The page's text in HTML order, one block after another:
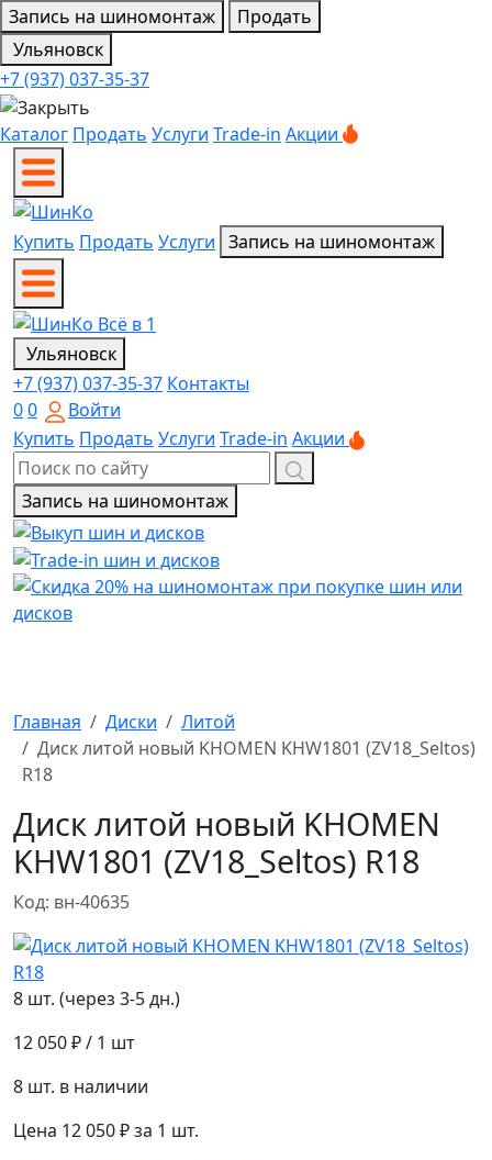
Запись на шиномонтаж
Продать
Ульяновск
+7 (937) 037-35-37
Каталог Продать Услуги Trade-in Акции
Купить Продать Услуги Запись на шиномонтаж
Ульяновск
+7 (937) 037-35-37 Контакты
00
Войти
Купить Продать Услуги Trade-in Акции
Запись на шиномонтаж
Главная Диски
Литой
Диск литой новый KHOMEN KHW1801 (ZV18_Seltos)
R18
Диск литой новый KHOMEN
KHW1801 (ZV18_Seltos) R18
Код: вн-40635
8 шт. (через 3-5 дн.)
12 050 ₽/ 1 шт
8 шт. в наличии
Цена 12 050 ₽ за 1 шт.